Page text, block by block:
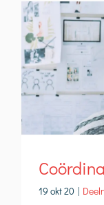
19 okt 20 |